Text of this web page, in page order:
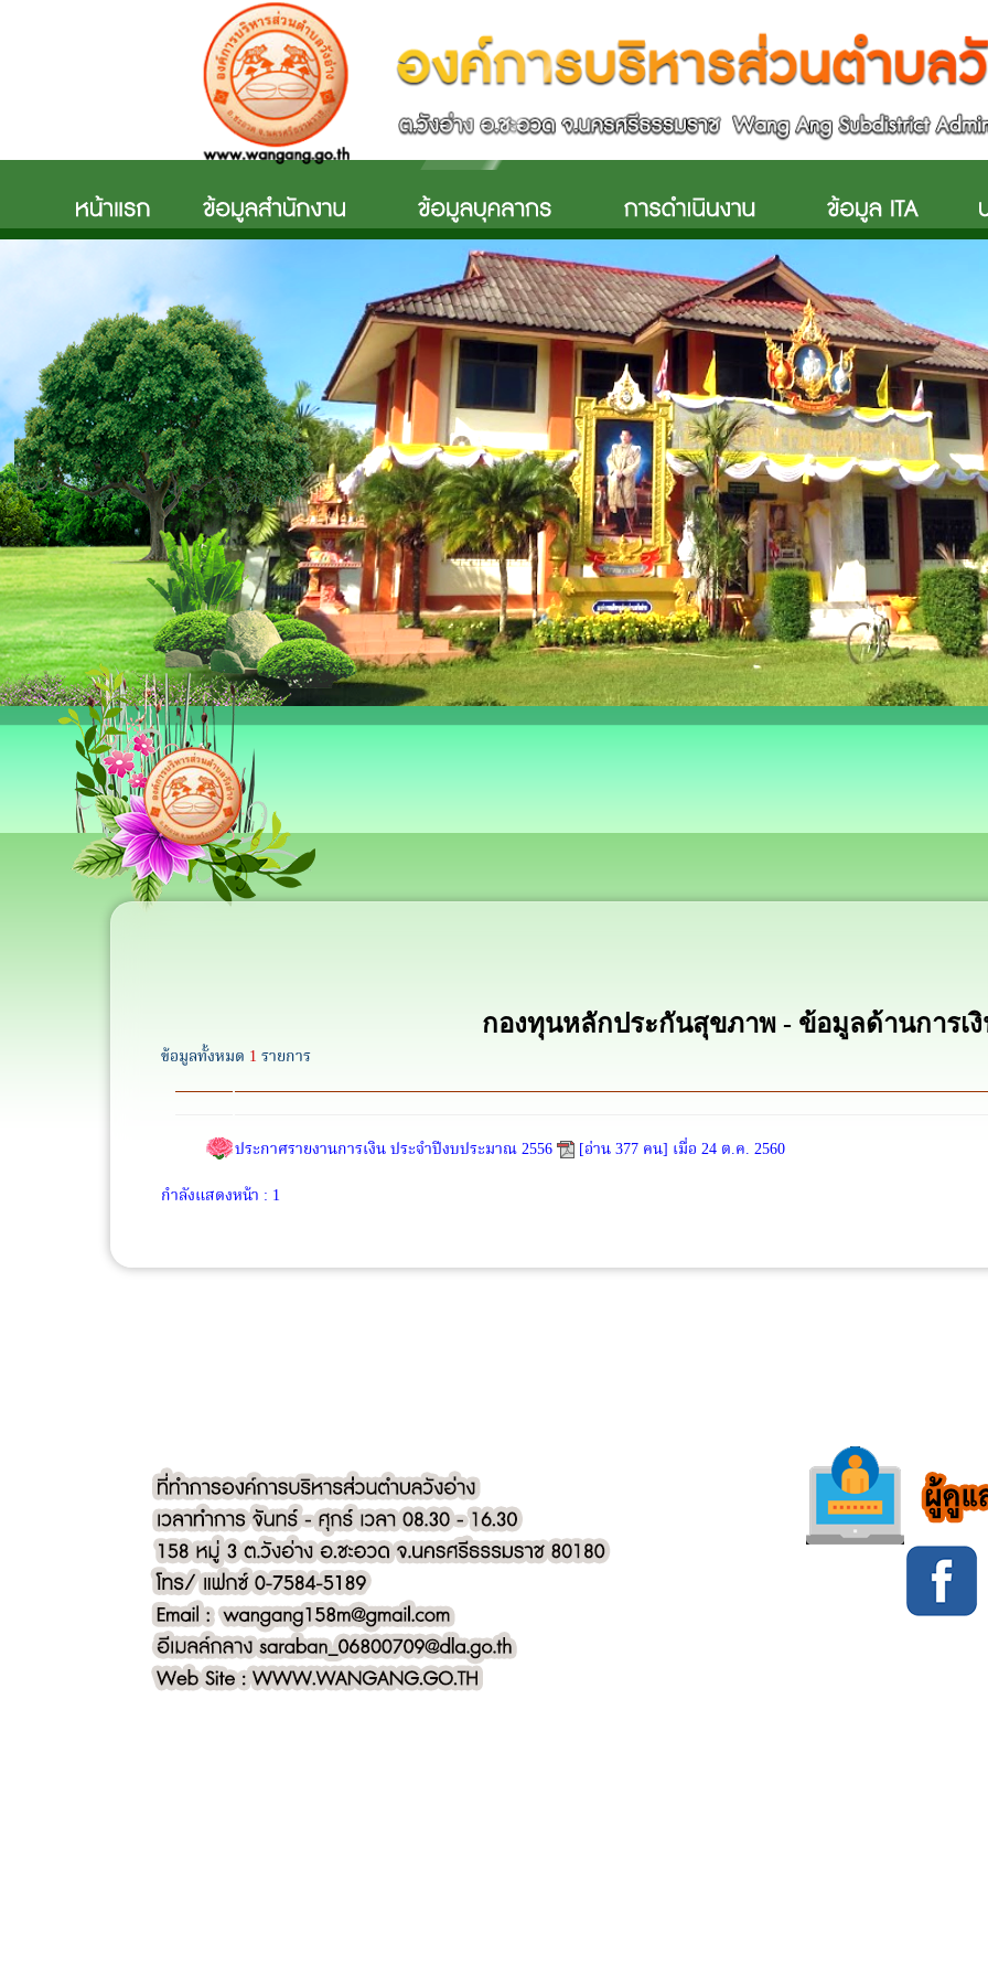
กองทุนหลักประกันสุขภาพ - ข้อมูลด้านการเ
ข้อมูลทั้งหมด 1 รายการ
ประกาศรายงานการเงิน ประจำปีงบประมาณ 2556
[อ่าน 377 คน] เมื่อ 24 ต.ค. 2560
กำลังแสดงหน้า : 1